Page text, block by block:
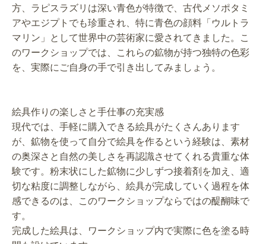
方、ラピスラズリは深い青色が特徴で、古代メソポタミ
アやエジプトでも珍重され、特に青色の顔料「ウルトラ
マリン」として世界中の芸術家に愛されてきました。こ
のワークショップでは、これらの鉱物が持つ独特の色彩
を、実際にご自身の手で引き出してみましょう。
絵具作りの楽しさと手仕事の充実感
現代では、手軽に購入できる絵具がたくさんあります
が、鉱物を使って自分で絵具を作るという経験は、素材
の奥深さと自然の美しさを再認識させてくれる貴重な体
験です。粉末状にした鉱物に少しずつ接着剤を加え、適
切な粘度に調整しながら、絵具が完成していく過程を体
感できるのは、このワークショップならではの醍醐味で
す。
完成した絵具は、ワークショップ内で実際に色を塗る時